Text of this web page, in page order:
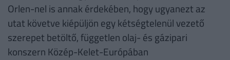
Orlen-nel is annak érdekében, hogy ugyanezt az
utat követve kiépüljön egy kétségtelenül vezető
szerepet betöltő, független olaj- és gázipari
konszern Közép-Kelet-Európában